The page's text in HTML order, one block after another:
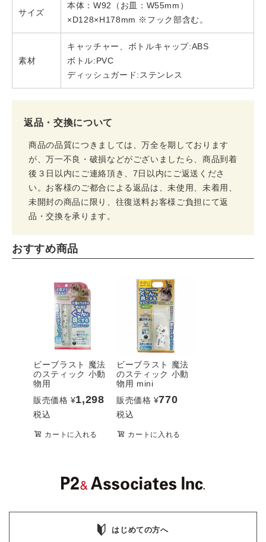
サイズ
本体：W92（お皿：W55mm）
×D128×H178mm ※フック部含む。
素材
キャッチャー、ボトルキャップ:ABS
ボトル:PVC
ディッシュガード:ステンレス
返品・交換について
商品の品質につきましては、万全を期しております
が、万一不良・破損などがございましたら、商品到着
後３日以内にご連絡頂き、7日以内にご返送くださ
い。お客様のご都合による返品は、未使用、未着用、
未開封の商品に限り、往復送料お客様ご負担にて返
品・交換を承ります。
おすすめ商品
ビーブラスト 魔法
のスティック 小動
物用
販売価格 ¥1,298
税込
カートに入れる
ビーブラスト 魔法
のスティック 小動
物用 mini
販売価格 ¥770
税込
カートに入れる
はじめての方へ